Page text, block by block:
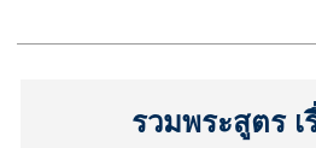
รวมพระสูตร